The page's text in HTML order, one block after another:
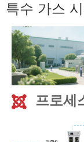
특수 가스
프로세